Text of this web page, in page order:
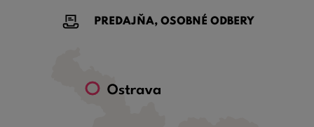
PREDAJŇA, OSOBNÉ ODBERY